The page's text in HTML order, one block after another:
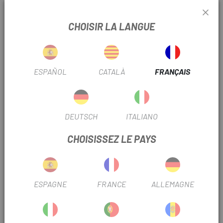
n'endommagera aucune partie de votre moto, y compris la
peinture, le caoutchouc ou le plastique. Laissez agir 3 à 4
minutes. Utilisez un pinceau ou une éponge pour une
à l'air ou avec du papier et appliquez les lubrifiants ou cires
Retto pour votre prochaine sortie à vélo.
l'UE, donc Retto Bio Bike Cleaner est 100% biodégradable
TRUSTED SHOPS REVIEWS
PRODUITS SIMILAIRES
CHOISIR LA LANGUE
ESPAÑOL CATALÀ FRANÇAIS
DEUTSCH ITALIANO
CHOISISSEZ LE PAYS
ESPAGNE FRANCE ALLEMAGNE